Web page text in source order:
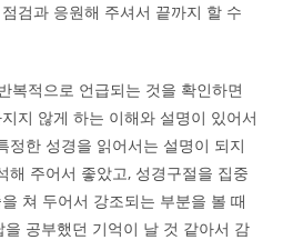
검과 응원해 주셔서 끝까지 할 수
복적으로 언급되는 것을 확인하면
지 않게 하는 이해와 설명이 있어서
정한 성경을 읽어서는 설명이 되지
해 주어서 좋았고, 성경구절을 집중
쳐 두어서 강조되는 부분을 볼 때
공부했던 기억이 날 것 같아서 감